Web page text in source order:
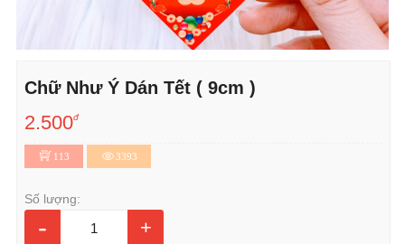
Chữ Như Ý Dán Tết ( 9cm )
2.500đ
113 3393
Số lượng:
- +